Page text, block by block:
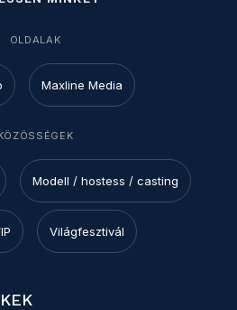
OLDALAK
Maxline Media
Modell / hostess / casting
Világfesztivál